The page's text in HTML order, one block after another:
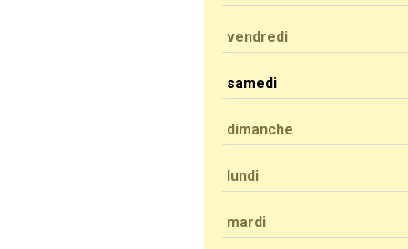
vendredi
samedi
dimanche
lundi
mardi